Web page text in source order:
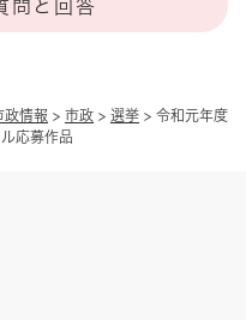
政情報 > 市政 > 選挙 > 令和元年度
応募作品
問と回答